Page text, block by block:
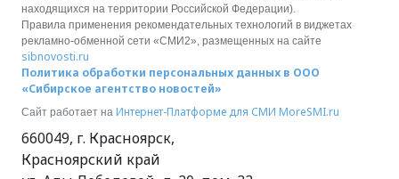
находящихся на территории Российской Федерации).
Правила применения рекомендательных технологий в виджетах
рекламно-обменной сети «СМИ2», размещенных на сайте
sibnovosti.ru
Политика обработки персональных данных в ООО
«Сибирское агентство новостей»
Сайт работает на Интернет-Платформе для СМИ MoreSMI.ru
660049, г. Красноярск,
Красноярский край